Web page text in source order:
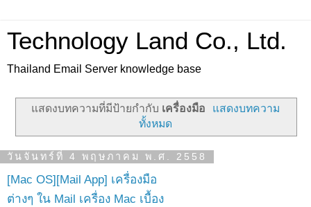
Technology Land Co., Ltd.
Thailand Email Server knowledge base
แสดงบทความที่มีป้ายกำกับ เครื่องมือ
แสดงบทความ
ทั้งหมด
วันจันทร์ที่ 4 พฤษภาคม พ.ศ. 2558
[Mac OS][Mail App] เครื่องมือ
ต่างๆ ใน Mail เครื่อง Mac เบื้อง